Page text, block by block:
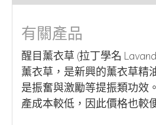
有關產品
醒目薰衣草 (拉丁學名
薰衣草，是新興的薰衣草精
是振奮與激勵等提振類功效
產成本較低，因此價格也較